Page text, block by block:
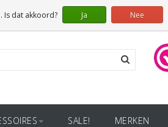
SALE! MERKEN
Is dat akkoord? Ja Nee